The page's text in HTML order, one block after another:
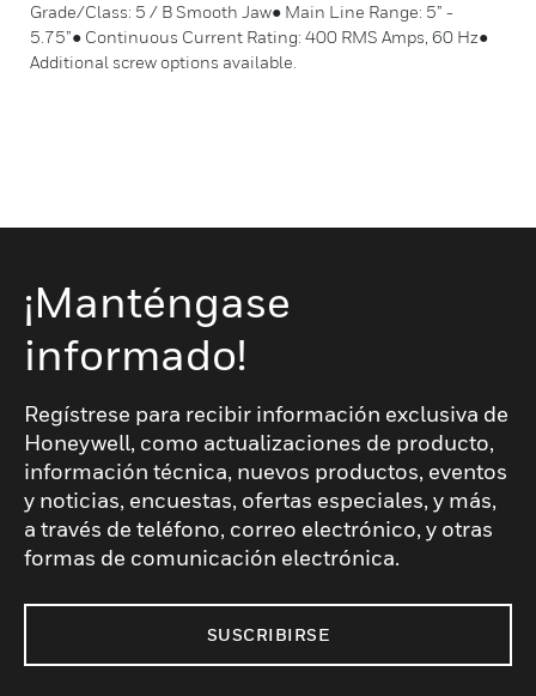
Grade/Class: 5 / B Smooth Jaw● Main Line Range: 5” -
5.75”● Continuous Current Rating: 400 RMS Amps, 60 Hz●
Additional screw options available.
¡Manténgase
informado!
Regístrese para recibir información exclusiva de
Honeywell, como actualizaciones de producto,
información técnica, nuevos productos, eventos
y noticias, encuestas, ofertas especiales, y más,
a través de teléfono, correo electrónico, y otras
formas de comunicación electrónica.
SUSCRIBIRSE